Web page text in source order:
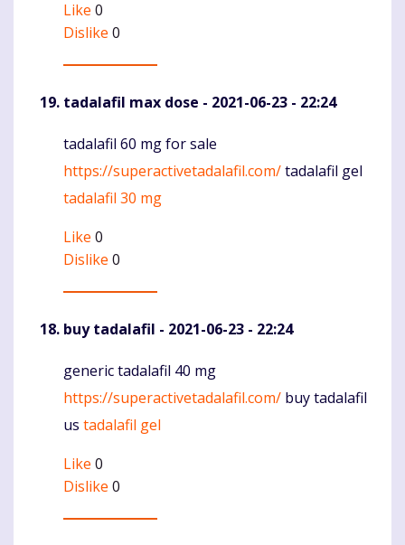
Like 0
Dislike 0
tadalafil max dose - 2021-06-23 - 22:24
Komentaras
tadalafil 60 mg for sale
https://superactivetadalafil.com/tadalafil gel
tadalafil 30 mg
Like 0
Dislike 0
buy tadalafil - 2021-06-23 - 22:24
Komentaras
generic tadalafil 40 mg
https://superactivetadalafil.com/ buy tadalafil
us tadalafil gel
Like 0
Dislike 0